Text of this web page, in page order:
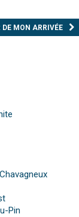
DE MON ARRIVÉE
Pin